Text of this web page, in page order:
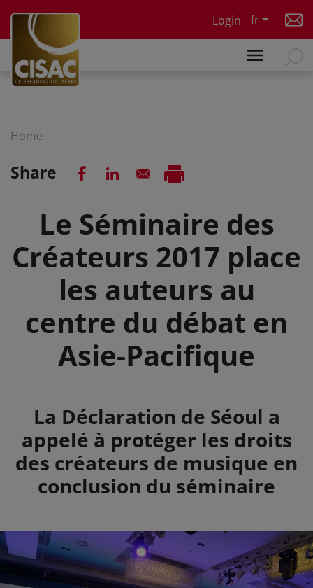
Login
fr
Home
Share
Le Séminaire des
Créateurs 2017 place
les auteurs au
centre du débat en
Asie-Pacifique
Summary
La Déclaration de Séoul a
appelé à protéger les droits
des créateurs de musique en
conclusion du séminaire